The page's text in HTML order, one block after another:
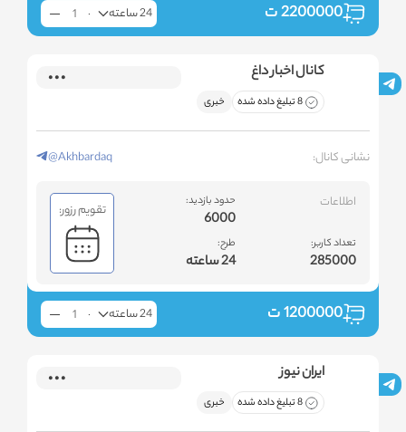
2200000ت 24 ساعته
كانال اخبار داغ
8 تبلیغ داده شده خبری
نشانی کانال: @Akhbardaq
اطلاعات
تعداد کاربر:
285000
حدود بازدید:
6000
طرح:
24 ساعته
تقویم رزور:
1200000ت 24 ساعته
ایران نیوز
8 تبلیغ داده شده خبری